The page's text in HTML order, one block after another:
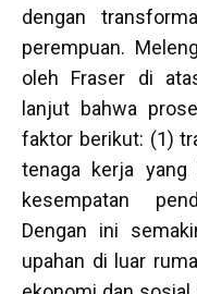
dengan
perempuan.
oleh Fraser di
lanjut bahwa
faktor berikut: (1)
tenaga kerja yang
kesempatan
Dengan ini
upahan di luar